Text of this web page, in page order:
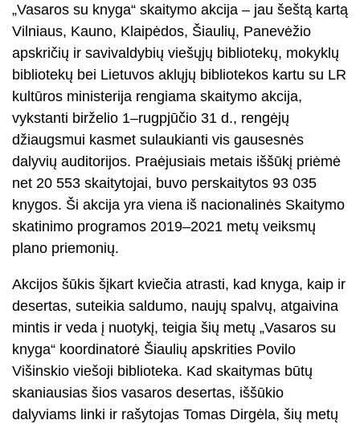
„Vasaros su knyga“ skaitymo akcija – jau šeštą kartą
Vilniaus, Kauno, Klaipėdos, Šiaulių, Panevėžio
apskričių ir savivaldybių viešųjų bibliotekų, mokyklų
bibliotekų bei Lietuvos aklųjų bibliotekos kartu su LR
kultūros ministerija rengiama skaitymo akcija,
vykstanti birželio 1–rugpjūčio 31 d., rengėjų
džiaugsmui kasmet sulaukianti vis gausesnės
dalyvių auditorijos. Praėjusiais metais iššūkį priėmė
net 20 553 skaitytojai, buvo perskaitytos 93 035
knygos. Ši akcija yra viena iš nacionalinės Skaitymo
skatinimo programos 2019–2021 metų veiksmų
plano priemonių.
Akcijos šūkis šįkart kviečia atrasti, kad knyga, kaip ir
desertas, suteikia saldumo, naujų spalvų, atgaivina
mintis ir veda į nuotykį, teigia šių metų „Vasaros su
knyga“ koordinatorė Šiaulių apskrities Povilo
Višinskio viešoji biblioteka. Kad skaitymas būtų
skaniausias šios vasaros desertas, iššūkio
dalyviams linki ir rašytojas Tomas Dirgėla, šių metų